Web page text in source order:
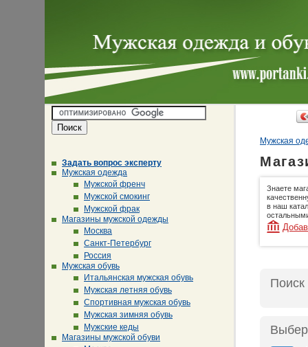
Задать вопрос эксперту
Мужская одежда
Мужской френч
Мужской смокинг
Мужской фрак
Магазины мужской одежды
Москва
Санкт-Петербург
Россия
Мужская обувь
Итальянская мужская обувь
Мужская летняя обувь
Спортивная мужская обувь
Мужская зимняя обувь
Мужские кеды
Магазины мужской обуви
Мужская
Знаете
в наш
Поиск